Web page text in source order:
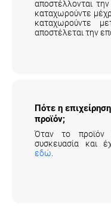
αποστέλλονται
καταχωρούντε
καταχωρούντε
αποστέλεται την
Πότε η
προϊόν;
Όταν το προϊόν
συσκευασία και
εδώ